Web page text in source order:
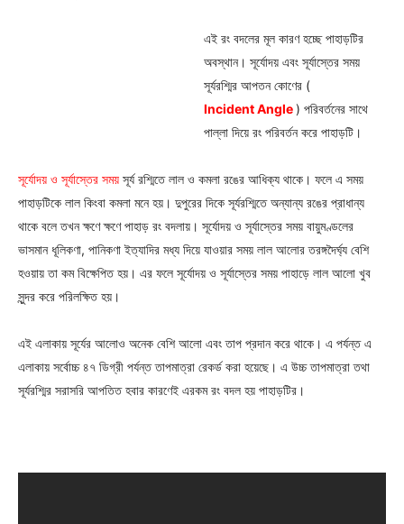
এই রং বদলের মূল কারণ হচ্ছে পাহাড়টির
অবস্থান। সূর্যোদয় এবং সূর্যাস্তের সময়
সূর্যরশ্মির আপতন কোণের (
Incident Angle) পরিবর্তনের সাথে
পাল্লা দিয়ে রং পরিবর্তন করে পাহাড়টি।
সূর্যোদয় ও সূর্যাস্তের সময় সূর্য রশ্মিতে লাল ও কমলা রঙের আধিক্য থাকে। ফলে এ সময়
পাহাড়টিকে লাল কিংবা কমলা মনে হয়। দুপুরের দিকে সূর্যরশ্মিতে অন্যান্য রঙের প্রাধান্য
থাকে বলে তখন ক্ষণে ক্ষণে পাহাড় রং বদলায়। সূর্যোদয় ও সূর্যাস্তের সময় বায়ুমণ্ডলের
ভাসমান ধূলিকণা, পানিকণা ইত্যাদির মধ্য দিয়ে যাওয়ার সময় লাল আলোর তরঙ্গদৈর্ঘ্য বেশি
হওয়ায় তা কম বিক্ষেপিত হয়। এর ফলে সূর্যোদয় ও সূর্যাস্তের সময় পাহাড়ে লাল আলো খুব
সুন্দর করে পরিলক্ষিত হয়।
এই এলাকায় সূর্যের আলোও অনেক বেশি আলো এবং তাপ প্রদান করে থাকে। এ পর্যন্ত এ
এলাকায় সর্বোচ্চ ৪৭ ডিগ্রী পর্যন্ত তাপমাত্রা রেকর্ড করা হয়েছে। এ উচ্চ তাপমাত্রা তথা
সূর্যরশ্মির সরাসরি আপতিত হবার কারণেই এরকম রং বদল হয় পাহাড়টির।